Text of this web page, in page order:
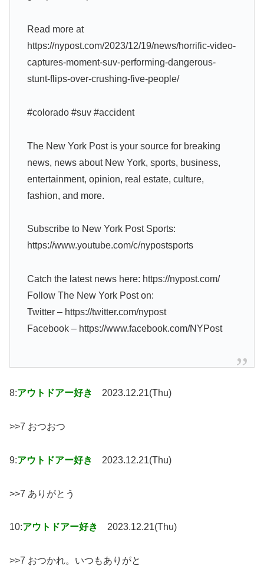
Read more at
https://nypost.com/2023/12/19/news/horrific-video-
captures-moment-suv-performing-dangerous-
stunt-flips-over-crushing-five-people/
#colorado #suv #accident
The New York Post is your source for breaking
news, news about New York, sports, business,
entertainment, opinion, real estate, culture,
fashion, and more.
Subscribe to New York Post Sports:
https://www.youtube.com/c/nypostsports
Catch the latest news here: https://nypost.com/
Follow The New York Post on:
Twitter – https://twitter.com/nypost
Facebook – https://www.facebook.com/NYPost
8:アウトドアー好き 2023.12.21(Thu)
>>7 おつおつ
9:アウトドアー好き 2023.12.21(Thu)
>>7 ありがとう
10:アウトドアー好き 2023.12.21(Thu)
>>7 おつかれ。いつもありがと